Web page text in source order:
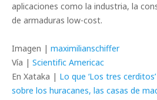
aplicaciones como la industria, la
de armaduras low-cost.
Imagen | maximilianschiffer
Vía | Scientific Americac
En Xataka | Lo que ‘Los tres
sobre los huracanes, las casas de